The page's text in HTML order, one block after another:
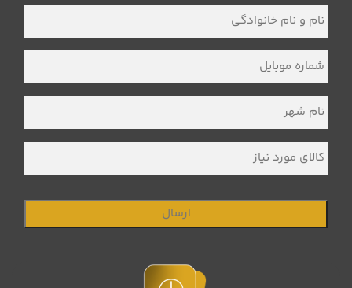
نام
و
نام
خانوادگی
*
شماره
موبایل *
نام
شهر *
کالای
مورد
نیاز